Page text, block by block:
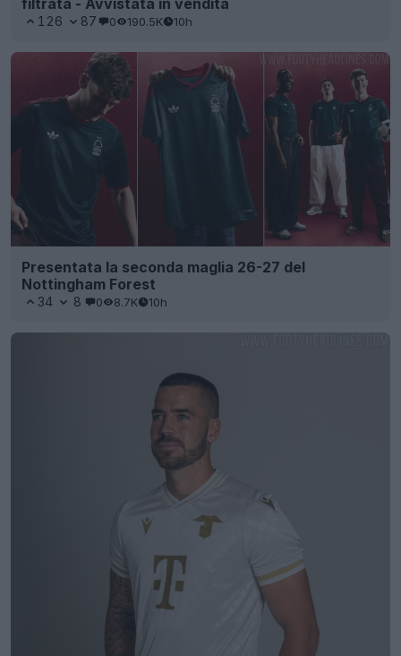
filtrata - Avvistata in vendita
126 87 0 190.5K 10h
Presentata la seconda maglia 26-27 del
Nottingham Forest
34 8 0 8.7K 10h